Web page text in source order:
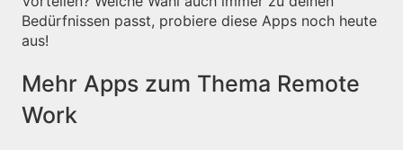
Bedürfnissen passt, probiere diese Apps noch heute
aus!
Mehr Apps zum Thema Remote
Work